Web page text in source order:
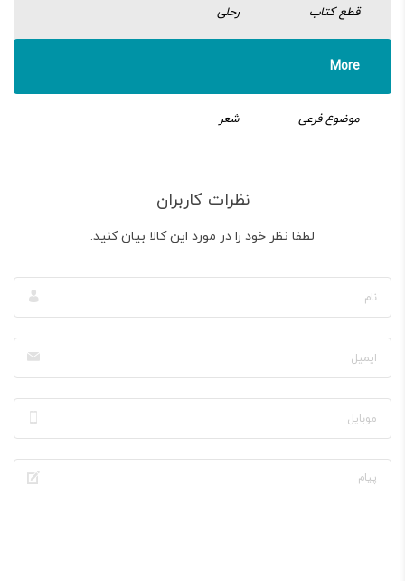
قطع کتاب رحلی
More
موضوع فرعی شعر
نظرات کاربران
لطفا نظر خود را در مورد این کالا بیان کنید.